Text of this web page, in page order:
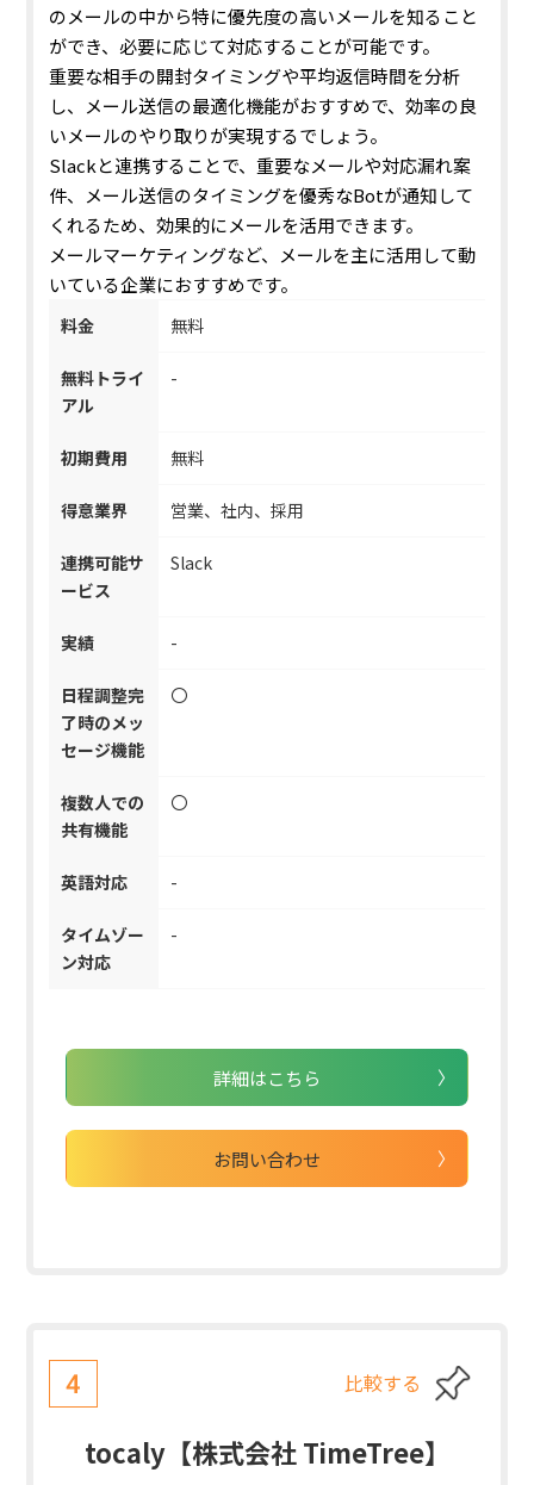
のメールの中から特に優先度の高いメールを知ること
ができ、必要に応じて対応することが可能です。
重要な相手の開封タイミングや平均返信時間を分析
し、メール送信の最適化機能がおすすめで、効率の良
いメールのやり取りが実現するでしょう。
Slackと連携することで、重要なメールや対応漏れ案
件、メール送信のタイミングを優秀なBotが通知して
くれるため、効果的にメールを活用できます。
メールマーケティングなど、メールを主に活用して動
いている企業におすすめです。
料金 無料
無料トライ
アル
-
初期費用 無料
得意業界 営業、社内、採用
連携可能サ
ービス
Slack
実績 -
日程調整完
了時のメッ
セージ機能
〇
複数人での
共有機能
〇
英語対応 -
タイムゾー
ン対応
-
詳細はこちら
お問い合わせ
4 比較する
tocaly【株式会社 TimeTree】